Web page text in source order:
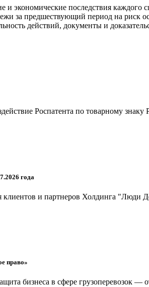
экономические последствия каждого
за предшествующий период на риск
действий, документы и
Роспатента по товарному
года
клиентов и партнеров Холдинга "Люди
право»
бизнеса в сфере грузоперевозок —